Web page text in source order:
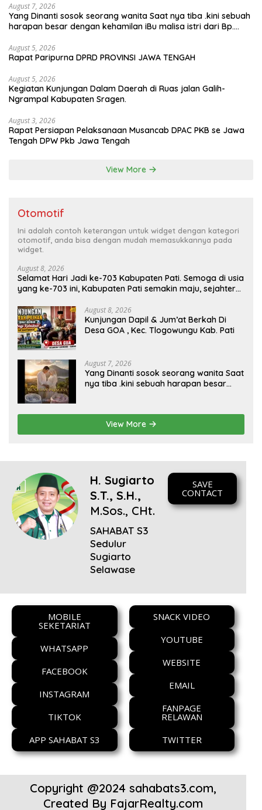
Facebook
August 7, 2026
Yang Dinanti sosok seorang wanita Saat nya tiba .kini sebuah
harapan besar dengan kehamilan iBu malisa istri dari Bp.
Musa & Princes.
August 5, 2026
Rapat Paripurna DPRD PROVINSI JAWA TENGAH
August 5, 2026
Kegiatan Kunjungan Dalam Daerah di Ruas jalan Galih-
Ngrampal Kabupaten Sragen.
August 3, 2026
Rapat Persiapan Pelaksanaan Musancab DPAC PKB se Jawa
Tengah DPW Pkb Jawa Tengah
View More
Otomotif
Ini adalah contoh keterangan untuk widget dengan kategori
otomotif, anda bisa dengan mudah memasukkannya pada
widget.
August 8, 2026
Selamat Hari Jadi ke-703 Kabupaten Pati. Semoga di usia
yang ke-703 ini, Kabupaten Pati semakin maju, sejahtera,
kesejahteraan bagi seluruh masyarakatnya. Semoga
sinergi dan kolaborasi yang telah terjalin semakin kuat
demi mewujudkan pembangunan yang berkelanjutan.
Dirgahayu Kabupaten Pati ke-703. Salam sedulur Pati
Selawase. Facebook
August 8, 2026
Kunjungan Dapil & Jum’at Berkah Di
Desa GOA , Kec. Tlogowungu Kab. Pati
August 7, 2026
Yang Dinanti sosok seorang wanita Saat
nya tiba .kini sebuah harapan besar
buah hati yang berjudul Musa & Princes.
View More
H. Sugiarto
S.T., S.H.,
M.Sos., CHt.
SAHABAT S3
Sedulur
Sugiarto
Selawase
SAVE
CONTACT
MOBILE
SEKETARIAT
WHATSAPP
FACEBOOK
INSTAGRAM
TIKTOK
APP SAHABAT S3
SNACK VIDEO
YOUTUBE
WEBSITE
EMAIL
FANPAGE
RELAWAN
TWITTER
Copyright @2024 sahabats3.com,
Created By FajarRealty.com